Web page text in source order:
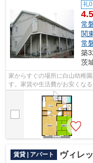
礼0
常
関
常
築
茨
家からすぐの場所に白山幼稚
す。家賃や生活費がお安くな
時間を大事にしたい方にオスス
賃貸 | アパート ヴィレ